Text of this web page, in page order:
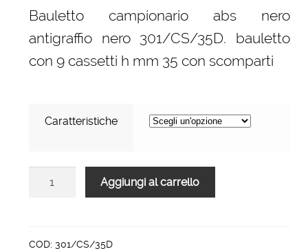
prezzo:
da
522,00 €
Bauletto campionario abs nero
antigraffio nero 301/CS/35D. bauletto
con 9 cassetti h mm 35 con scomparti
Caratteristiche
antigraffio
Aggiungi al carrello
COD: 301/CS/35D